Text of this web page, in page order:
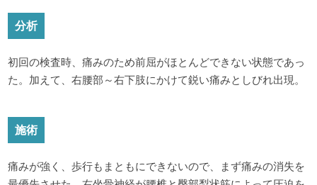
分析
初回の検査時、痛みのため前屈がほとんどできない状態であっ
た。加えて、右腰部～右下肢にかけて鋭い痛みとしびれ出現。
施術
痛みが強く、歩行もまともにできないので、まず痛みの消失を